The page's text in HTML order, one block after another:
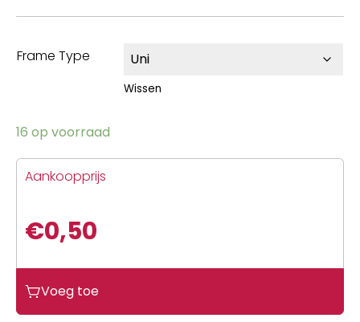
Frame Type
Wissen
16 op voorraad
Aankoopprijs
€0,50
Voeg toe